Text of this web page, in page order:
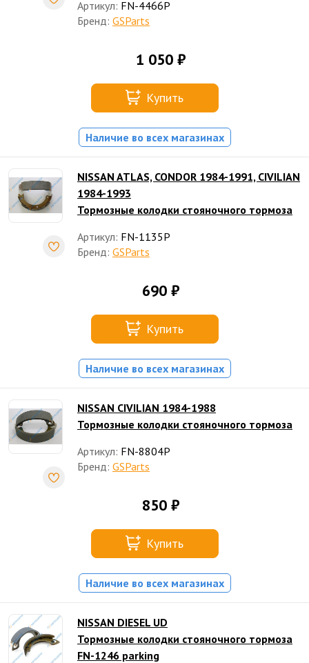
Артикул: FN-4466P
Бренд: GSParts
1 050 ₽
Купить
Наличие во всех магазинах
NISSAN ATLAS, CONDOR 1984-1991, CIVILIAN
1984-1993
Тормозные колодки стояночного тормоза
Артикул: FN-1135P
Бренд: GSParts
690 ₽
Купить
Наличие во всех магазинах
NISSAN CIVILIAN 1984-1988
Тормозные колодки стояночного тормоза
Артикул: FN-8804P
Бренд: GSParts
850 ₽
Купить
Наличие во всех магазинах
NISSAN DIESEL UD
Тормозные колодки стояночного тормоза
FN-1246 parking